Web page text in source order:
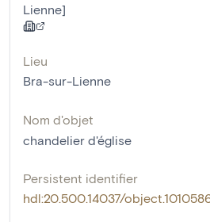
Lienne]
Lieu
Bra-sur-Lienne
Nom d'objet
chandelier d'église
Persistent identifier
hdl:20.500.14037/